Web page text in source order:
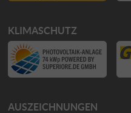
KLIMASCHUTZ
AUSZEICHNUNGEN